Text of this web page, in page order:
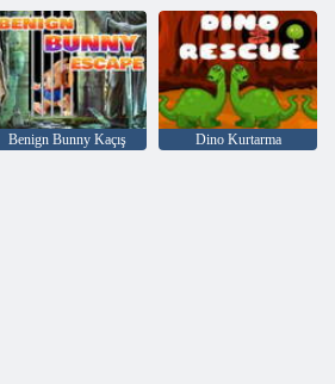
Benign Bunny Kaçış Dino Kurtarma